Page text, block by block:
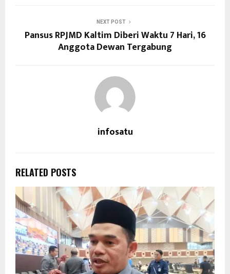
NEXT POST
Pansus RPJMD Kaltim Diberi Waktu 7 Hari, 16
Anggota Dewan Tergabung
infosatu
RELATED POSTS